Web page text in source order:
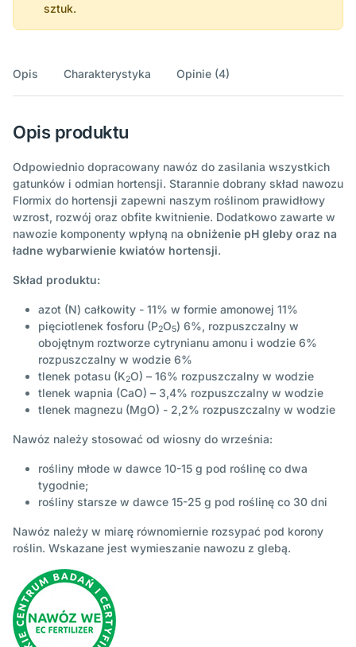
sztuk.
Opis Charakterystyka Opinie (4)
Opis produktu
Odpowiednio dopracowany nawóz do zasilania wszystkich
gatunków i odmian hortensji. Starannie dobrany skład nawozu
Flormix do hortensji zapewni naszym roślinom prawidłowy
wzrost, rozwój oraz obfite kwitnienie. Dodatkowo zawarte w
nawozie komponenty wpłyną na obniżenie pH gleby oraz na
ładne wybarwienie kwiatów hortensji.
Skład produktu:
azot (N) całkowity - 11% w formie amonowej 11%
pięciotlenek fosforu (P2O5) 6%, rozpuszczalny w
obojętnym roztworze cytrynianu amonu i wodzie 6%
rozpuszczalny w wodzie 6%
tlenek potasu (K2O) – 16% rozpuszczalny w wodzie
tlenek wapnia (CaO) – 3,4% rozpuszczalny w wodzie
tlenek magnezu (MgO) - 2,2% rozpuszczalny w wodzie
Nawóz należy stosować od wiosny do września:
rośliny młode w dawce 10-15 g pod roślinę co dwa
tygodnie;
rośliny starsze w dawce 15-25 g pod roślinę co 30 dni
Nawóz należy w miarę równomiernie rozsypać pod korony
roślin. Wskazane jest wymieszanie nawozu z glebą.